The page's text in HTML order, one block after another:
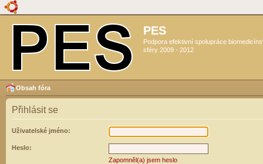
PES
Podpora efektivní spolupráce
sféry 2009 - 2012
Obsah fóra
Přihlásit se
Uživatelské jméno:
Heslo:
Zapomněl(a) jsem heslo